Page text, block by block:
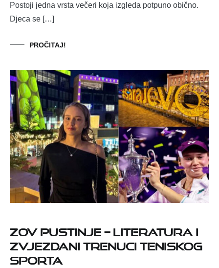
Postoji jedna vrsta večeri koja izgleda potpuno obično.
Djeca se […]
PROČITAJ!
Zov pustinje – literatura i
zvjezdani trenuci teniskog
sporta